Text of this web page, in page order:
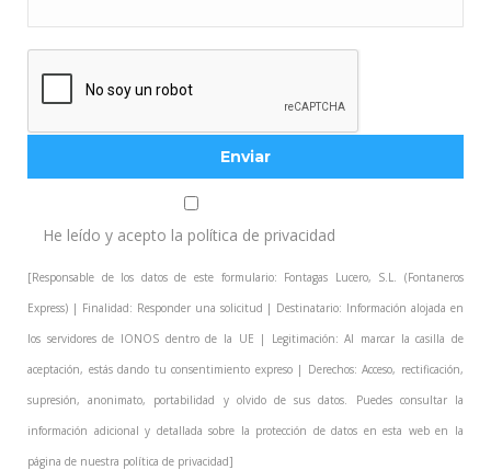
He leído y acepto la política de privacidad
[Responsable de los datos de este formulario: Fontagas Lucero, S.L. (Fontaneros
Express) | Finalidad: Responder una solicitud | Destinatario: Información alojada en
los servidores de IONOS dentro de la UE | Legitimación: Al marcar la casilla de
aceptación, estás dando tu consentimiento expreso | Derechos: Acceso, rectificación,
supresión, anonimato, portabilidad y olvido de sus datos. Puedes consultar la
información adicional y detallada sobre la protección de datos en esta web en la
página de nuestra política de privacidad]